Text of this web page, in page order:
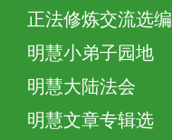
正法修炼交流选编
明慧小弟子园地
明慧大陆法会
明慧文章专辑选